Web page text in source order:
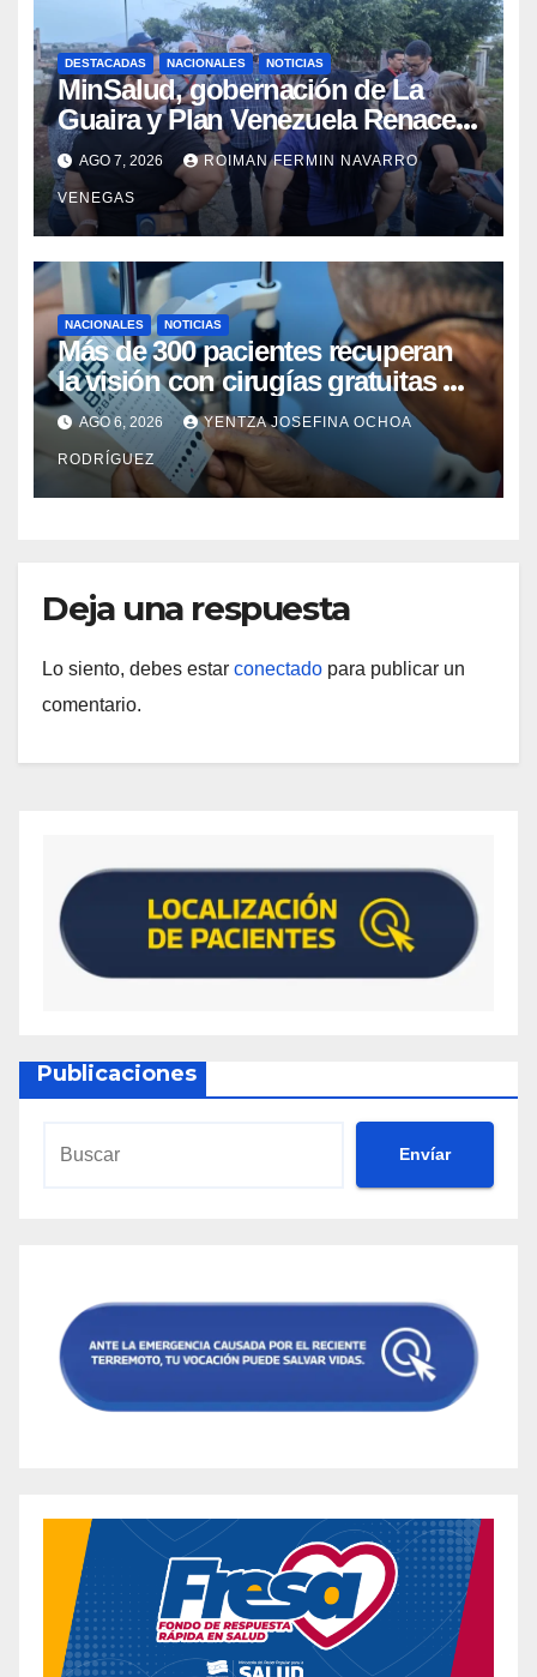
DESTACADAS NACIONALES NOTICIAS
MinSalud, gobernación de La
Guaira y Plan Venezuela Renace
iniciaron la rehabilitación integral
del Centro Psicofamiliar El Niño y
el Mar
AGO 7, 2026 ROIMAN FERMIN NAVARRO
VENEGAS
NACIONALES NOTICIAS
Más de 300 pacientes recuperan
la visión con cirugías gratuitas de
cataratas en Zulia
AGO 6, 2026 YENTZA JOSEFINA OCHOA
RODRÍGUEZ
Deja una respuesta
Lo siento, debes estar conectado para publicar un
comentario.
Publicaciones
Envíar